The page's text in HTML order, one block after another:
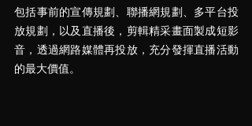
包括事前的宣傳規劃、聯播網規劃、多平台投
放規劃，以及直播後，剪輯精采畫面製成短影
音，透過網路媒體再投放，充分發揮直播活動
的最大價值。